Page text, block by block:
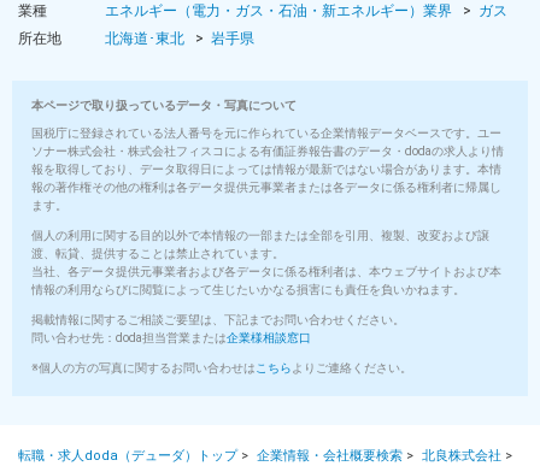
業種 エネルギー（電力・ガス・石油・新エネルギー）業界
ガス
所在地
北海道･東北 岩手県
本ページで取り扱っているデータ・写真について
国税庁に登録されている法人番号を元に作られている企業情報データベースです。ユー
ソナー株式会社・株式会社フィスコによる有価証券報告書のデータ・dodaの求人より情
報を取得しており、データ取得日によっては情報が最新ではない場合があります。本情
報の著作権その他の権利は各データ提供元事業者または各データに係る権利者に帰属し
ます。
個人の利用に関する目的以外で本情報の一部または全部を引用、複製、改変および譲
渡、転貸、提供することは禁止されています。
当社、各データ提供元事業者および各データに係る権利者は、本ウェブサイトおよび本
情報の利用ならびに閲覧によって生じたいかなる損害にも責任を負いかねます。
掲載情報に関するご相談ご要望は、下記までお問い合わせください。
問い合わせ先：doda担当営業または企業様相談窓口
※個人の方の写真に関するお問い合わせは こちら よりご連絡ください。
転職・求人doda（デューダ）トップ> 企業情報・会社概要検索 > 北良株式会社 >